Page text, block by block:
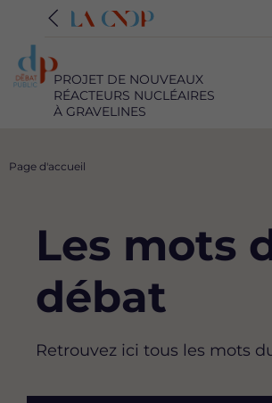
PROJET DE NOUVEAUX
RÉACTEURS NUCLÉAIRES
À GRAVELINES
Fil
Page d'accueil
Les mots
débat
Retrouvez ici tous les mots